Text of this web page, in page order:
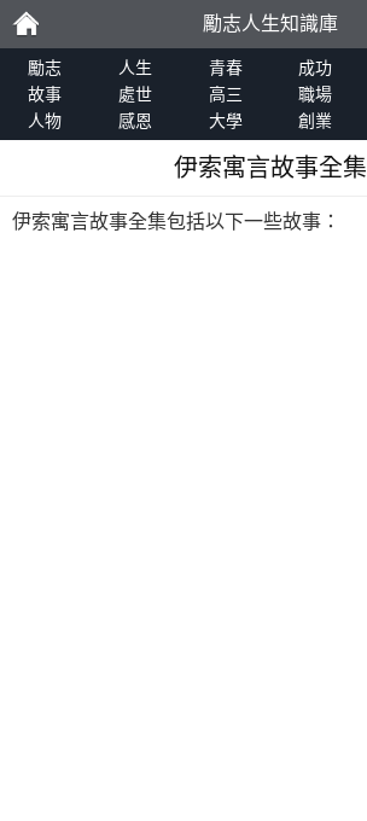
勵
志
勵志人生知識庫
勵志 人生 青春 成功
故事
處世 高三 職場
人物
感恩 大學 創業
伊索寓言故事全集
伊索寓言故事全集包括以下一些故事：